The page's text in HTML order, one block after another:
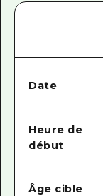
Date
Heure de
début
Âge cible